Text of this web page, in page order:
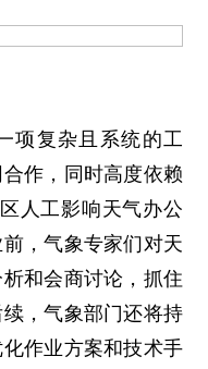
复杂且系统的工
作，同时高度依赖
人工影响天气办公
，气象专家们对天
和会商讨论，抓住
，气象部门还将持
作业方案和技术手